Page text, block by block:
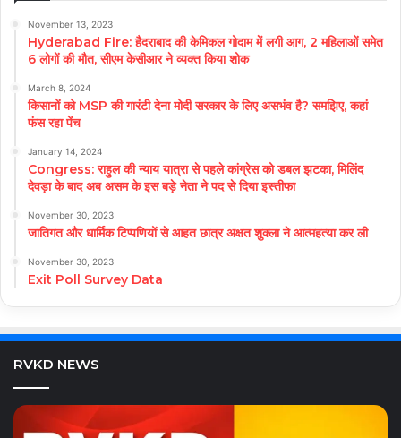
November 13, 2023
Hyderabad Fire: हैदराबाद की केमिकल गोदाम में लगी आग, 2 महिलाओं समेत
6 लोगों की मौत, सीएम केसीआर ने व्यक्त किया शोक
March 8, 2024
किसानों को MSP की गारंटी देना मोदी सरकार के लिए असभंव है? समझिए, कहां
फंस रहा पेंच
January 14, 2024
Congress: राहुल की न्याय यात्रा से पहले कांग्रेस को डबल झटका, मिलिंद
देवड़ा के बाद अब असम के इस बड़े नेता ने पद से दिया इस्तीफा
November 30, 2023
जातिगत और धार्मिक टिप्पणियों से आहत छात्र अक्षत शुक्ला ने आत्महत्या कर ली
November 30, 2023
Exit Poll Survey Data
RVKD NEWS